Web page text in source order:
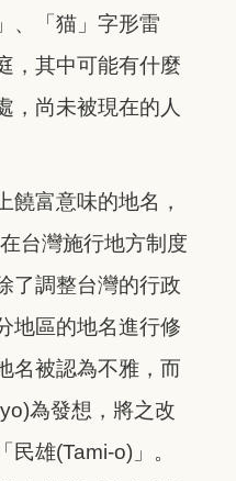
、「猫」字形雷
，其中可能有什麼
，尚未被現在的人
饒富意味的地名，
台灣施行地方制度
了調整台灣的行政
地區的地名進行修
名被認為不雅，而
為發想，將之改
雄(Tami-o)」。